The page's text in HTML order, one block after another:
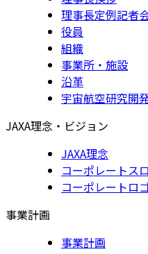
理事長定例記者
役員
組織
事業所・施設
沿革
宇宙航空研究開
JAXA理念・ビジョン
JAXA理念
コーポレートス
コーポレートロ
事業計画
事業計画